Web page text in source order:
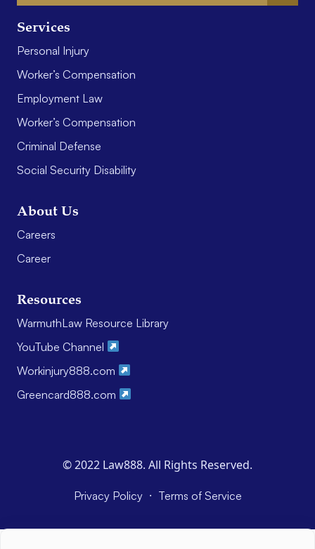
Services
Personal Injury
Worker’s Compensation
Employment Law
Worker’s Compensation
Criminal Defense
Social Security Disability
About Us
Careers
Career
Resources
WarmuthLaw Resource Library
YouTube Channel
Workinjury888.com
Greencard888.com
© 2022 Law888. All Rights Reserved.
Privacy Policy · Terms of Service